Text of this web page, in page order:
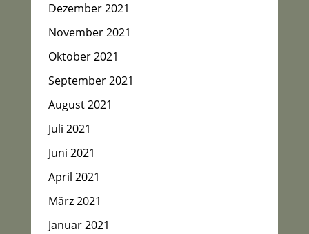
Dezember 2021
November 2021
Oktober 2021
September 2021
August 2021
Juli 2021
Juni 2021
April 2021
März 2021
Januar 2021